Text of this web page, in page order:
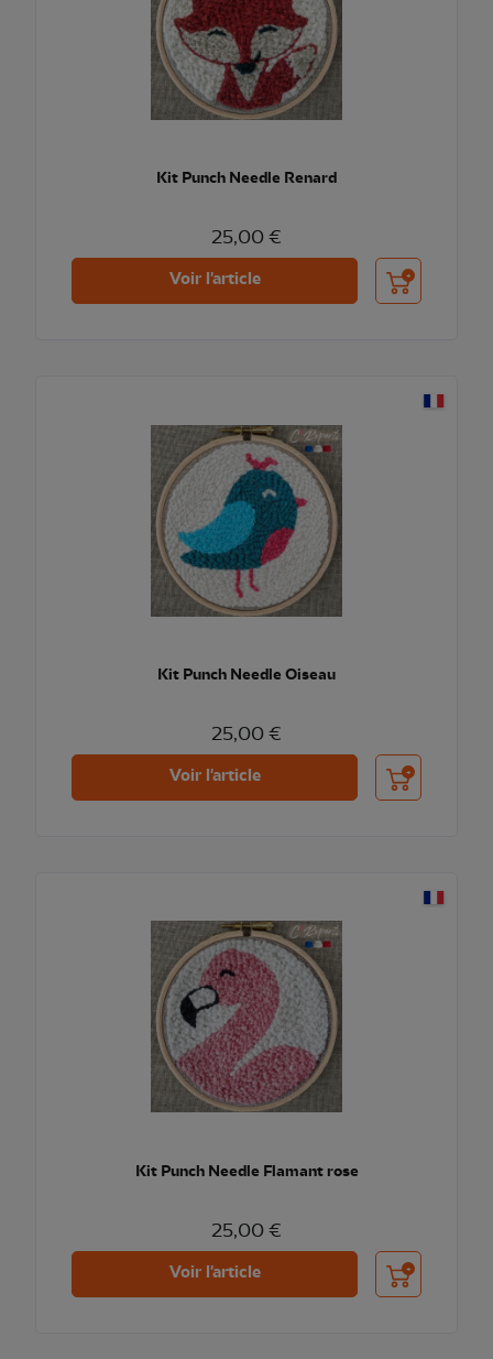
Kit Punch Needle Renard
25,00 €
Voir l'article Ajouter au
Kit Punch Needle Oiseau
25,00 €
Voir l'article Ajouter au
Kit Punch Needle Flamant rose
25,00 €
Voir l'article Ajouter au